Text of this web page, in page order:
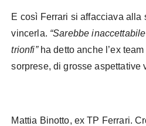
E così Ferrari si affacciava alla
vincerla. “Sarebbe
trionfi”ha detto anche l’ex
sorprese, di grosse aspettative
Mattia Binotto, ex TP Ferrari.